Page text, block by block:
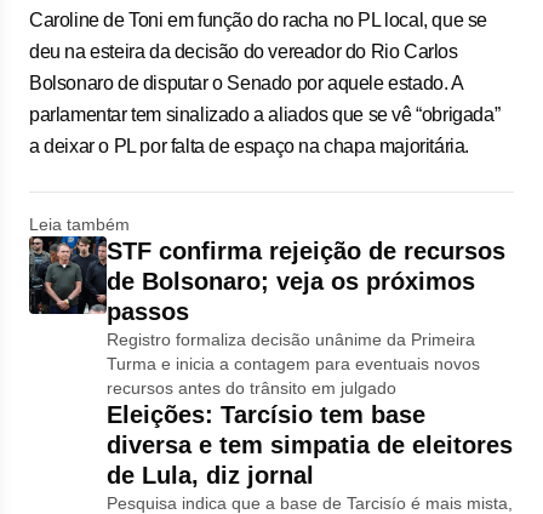
Caroline de Toni em função do racha no PL local, que se
deu na esteira da decisão do vereador do Rio Carlos
Bolsonaro de disputar o Senado por aquele estado. A
parlamentar tem sinalizado a aliados que se vê “obrigada”
a deixar o PL por falta de espaço na chapa majoritária.
Leia também
STF confirma rejeição de recursos
de Bolsonaro; veja os próximos
passos
Registro formaliza decisão unânime da Primeira
Turma e inicia a contagem para eventuais novos
recursos antes do trânsito em julgado
Eleições: Tarcísio tem base
diversa e tem simpatia de eleitores
de Lula, diz jornal
Pesquisa indica que a base de Tarcisío é mais mista,